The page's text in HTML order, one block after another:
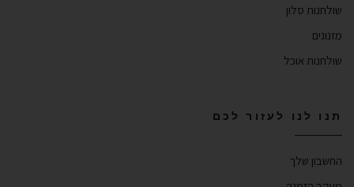
שולחנות סלון
מזנונים
שולחנות אוכל
תנו לנו לעזור לכם
החשבון שלך